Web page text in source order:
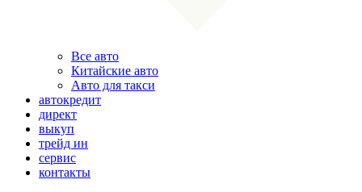
Все авто
Китайские авто
Авто для такси
автокредит
директ
выкуп
трейд ин
сервис
контакты